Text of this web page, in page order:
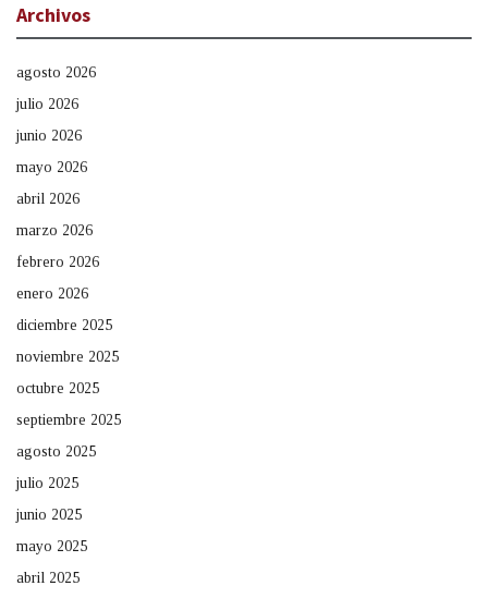
Archivos
agosto 2026
julio 2026
junio 2026
mayo 2026
abril 2026
marzo 2026
febrero 2026
enero 2026
diciembre 2025
noviembre 2025
octubre 2025
septiembre 2025
agosto 2025
julio 2025
junio 2025
mayo 2025
abril 2025